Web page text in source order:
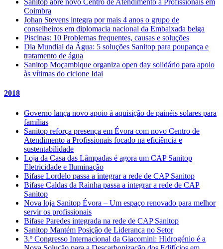
Sanitop abre novo Centro de Atendimento a Profissionais em
Coimbra
Johan Stevens integra por mais 4 anos o grupo de
conselheiros em diplomacia nacional da Embaixada belga
Piscinas: 10 Problemas frequentes, causas e soluções
Dia Mundial da Água: 5 soluções Sanitop para poupança e
tratamento de água
Sanitop Moçambique organiza open day solidário para apoio
às vítimas do ciclone Idai
2018
Governo lança novo apoio à aquisição de painéis solares para
famílias
Sanitop reforça presença em Évora com novo Centro de
Atendimento a Profissionais focado na eficiência e
sustentabilidade
Loja da Casa das Lâmpadas é agora um CAP Sanitop
Eletricidade e Iluminação
Bifase Lordelo passa a integrar a rede de CAP Sanitop
Bifase Caldas da Rainha passa a integrar a rede de CAP
Sanitop
Nova loja Sanitop Évora – Um espaço renovado para melhor
servir os profissionais
Bifase Paredes integrada na rede de CAP Sanitop
Sanitop Mantém Posição de Liderança no Setor
3.º Congresso Internacional da Giacomini: Hidrogénio é a